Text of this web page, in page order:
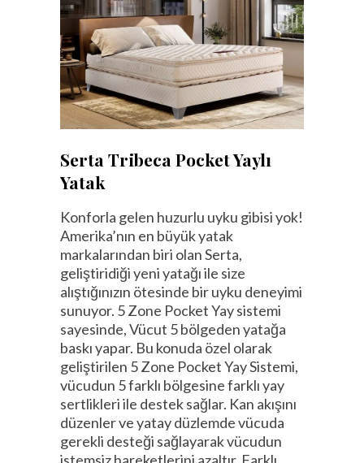
Serta Tribeca Pocket Yaylı
Yatak
Konforla gelen huzurlu uyku gibisi yok!
Amerika’nın en büyük yatak
markalarından biri olan Serta,
geliştiridiği yeni yatağı ile size
alıştığınızın ötesinde bir uyku deneyimi
sunuyor. 5 Zone Pocket Yay sistemi
sayesinde, Vücut 5 bölgeden yatağa
baskı yapar. Bu konuda özel olarak
geliştirilen 5 Zone Pocket Yay Sistemi,
vücudun 5 farklı bölgesine farklı yay
sertlikleri ile destek sağlar. Kan akışını
düzenler ve yatay düzlemde vücuda
gerekli desteği sağlayarak vücudun